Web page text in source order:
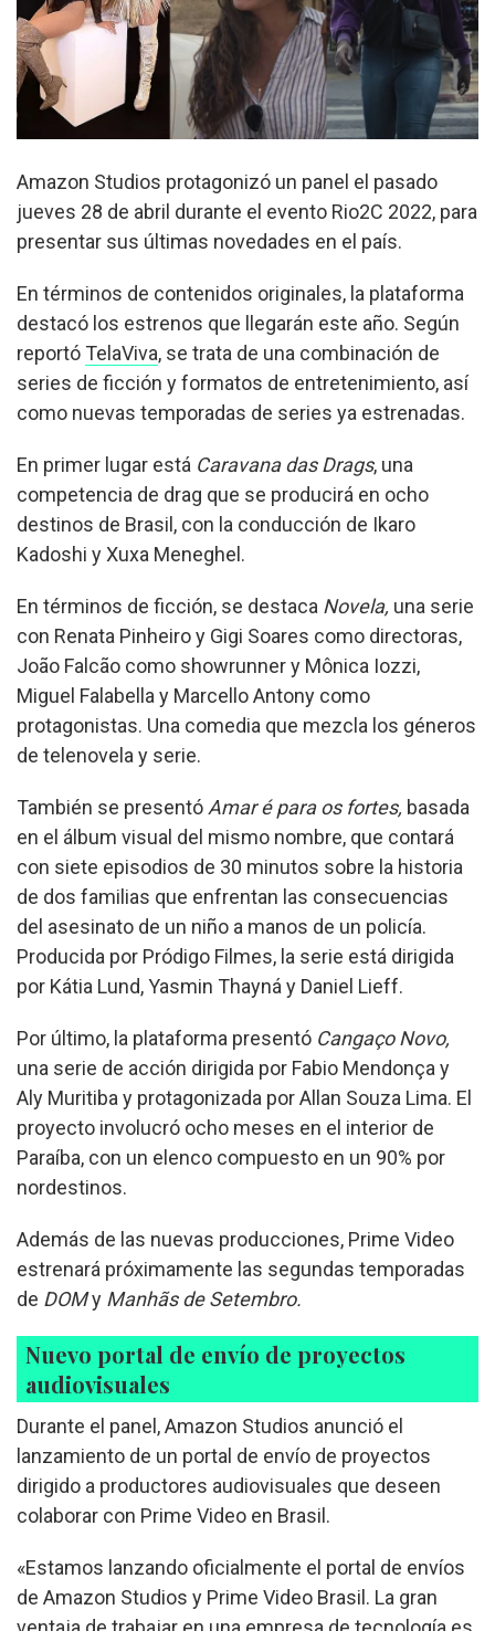
Amazon Studios protagonizó un panel el pasado
jueves 28 de abril durante el evento Rio2C 2022, para
presentar sus últimas novedades en el país.
En términos de contenidos originales, la plataforma
destacó los estrenos que llegarán este año. Según
reportó TelaViva, se trata de una combinación de
series de ficción y formatos de entretenimiento, así
como nuevas temporadas de series ya estrenadas.
En primer lugar está Caravana das Drags, una
competencia de drag que se producirá en ocho
destinos de Brasil, con la conducción de Ikaro
Kadoshi y Xuxa Meneghel.
En términos de ficción, se destaca Novela, una serie
con Renata Pinheiro y Gigi Soares como directoras,
João Falcão como showrunner y Mônica Iozzi,
Miguel Falabella y Marcello Antony como
protagonistas. Una comedia que mezcla los géneros
de telenovela y serie.
También se presentó Amar é para os fortes, basada
en el álbum visual del mismo nombre, que contará
con siete episodios de 30 minutos sobre la historia
de dos familias que enfrentan las consecuencias
del asesinato de un niño a manos de un policía.
Producida por Pródigo Filmes, la serie está dirigida
por Kátia Lund, Yasmin Thayná y Daniel Lieff.
Por último, la plataforma presentó Cangaço Novo,
una serie de acción dirigida por Fabio Mendonça y
Aly Muritiba y protagonizada por Allan Souza Lima. El
proyecto involucró ocho meses en el interior de
Paraíba, con un elenco compuesto en un 90% por
nordestinos.
Además de las nuevas producciones, Prime Video
estrenará próximamente las segundas temporadas
de DOMy Manhãs de Setembro.
Nuevo portal de envío de proyectos
audiovisuales
Durante el panel, Amazon Studios anunció el
lanzamiento de un portal de envío de proyectos
dirigido a productores audiovisuales que deseen
colaborar con Prime Video en Brasil.
«Estamos lanzando oficialmente el portal de envíos
de Amazon Studios y Prime Video Brasil. La gran